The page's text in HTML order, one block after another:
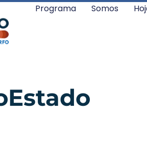
Programa Somos